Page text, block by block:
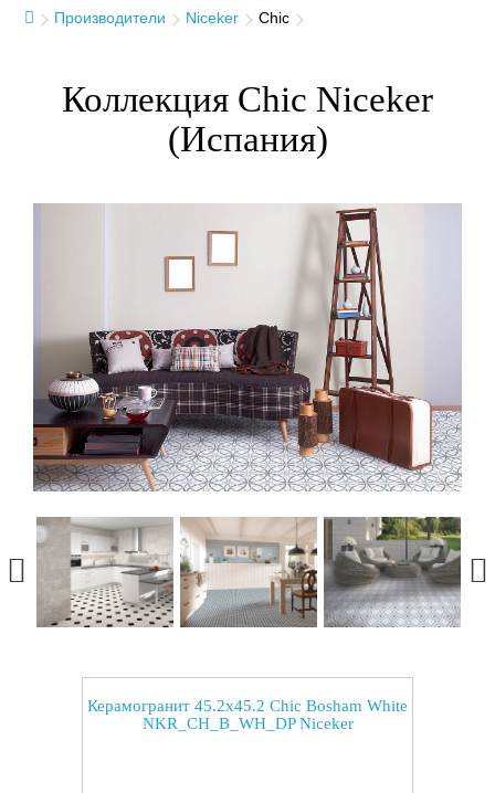
Производители
Niceker Chic
Коллекция Chic Niceker
(Испания)
Керамогранит 45.2x45.2 Chic Bosham White
NKR_CH_B_WH_DP Niceker